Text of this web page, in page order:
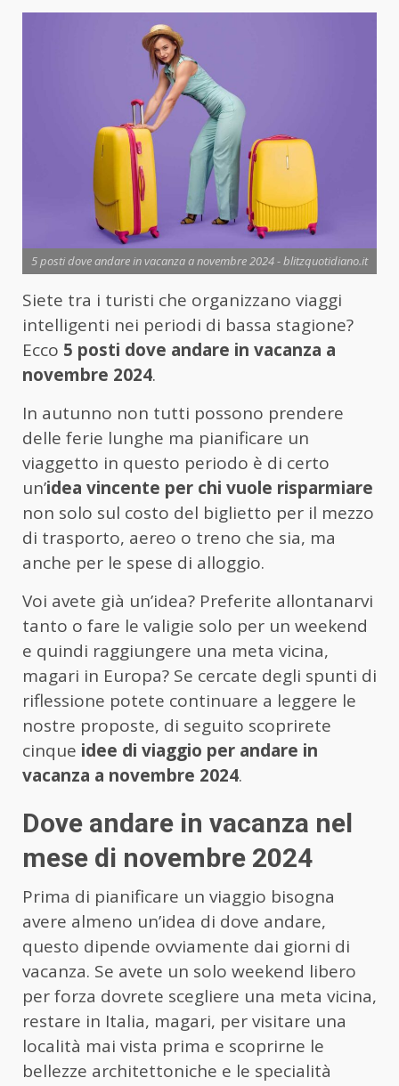
5 posti dove andare in vacanza a novembre 2024 - blitzquotidiano.it
Siete tra i turisti che organizzano viaggi
intelligenti nei periodi di bassa stagione?
Ecco 5 posti dove andare in vacanza a
novembre 2024.
In autunno non tutti possono prendere
delle ferie lunghe ma pianificare un
viaggetto in questo periodo è di certo
un’idea vincente per chi vuole risparmiare
non solo sul costo del biglietto per il mezzo
di trasporto, aereo o treno che sia, ma
anche per le spese di alloggio.
Voi avete già un’idea? Preferite allontanarvi
tanto o fare le valigie solo per un weekend
e quindi raggiungere una meta vicina,
magari in Europa? Se cercate degli spunti di
riflessione potete continuare a leggere le
nostre proposte, di seguito scoprirete
cinque idee di viaggio per andare in
vacanza a novembre 2024.
Dove andare in vacanza nel
mese di novembre 2024
Prima di pianificare un viaggio bisogna
avere almeno un’idea di dove andare,
questo dipende ovviamente dai giorni di
vacanza. Se avete un solo weekend libero
per forza dovrete scegliere una meta vicina,
restare in Italia, magari, per visitare una
località mai vista prima e scoprirne le
bellezze architettoniche e le specialità